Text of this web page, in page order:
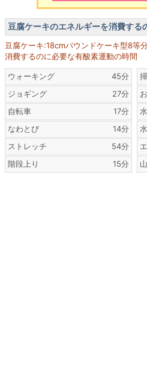
豆腐ケーキのエネルギーを消費する
豆腐ケーキ:18cmパウンドケーキ型8等
消費するのに必要な有酸素運動の時間
ウォーキング
45分
ジョギング
27分
自転車
17分
なわとび
14分
ストレッチ
54分
階段上り
15分